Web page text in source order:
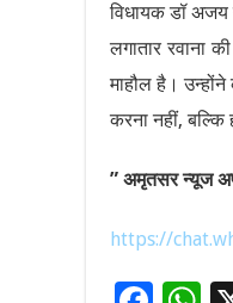
विधायक डॉ अजय
लगातार रवाना
माहौल है।
करना नहीं,
” अमृतसर न्यूज
https://